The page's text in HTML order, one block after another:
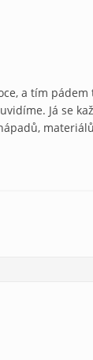
a tím pádem
Já se
materiálů